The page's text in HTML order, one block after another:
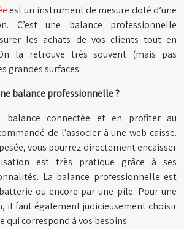
est un instrument de mesure doté d’une
C’est une balance professionnelle
les achats de vos clients tout en
la retrouve très souvent (mais pas
grandes surfaces.
une balance professionnelle ?
balance connectée et en profiter au
de l’associer à une web-caisse.
vous pourrez directement encaisser
est très pratique grâce à ses
La balance professionnelle est
ou encore par une pile. Pour une
il faut également judicieusement choisir
qui correspond à vos besoins.